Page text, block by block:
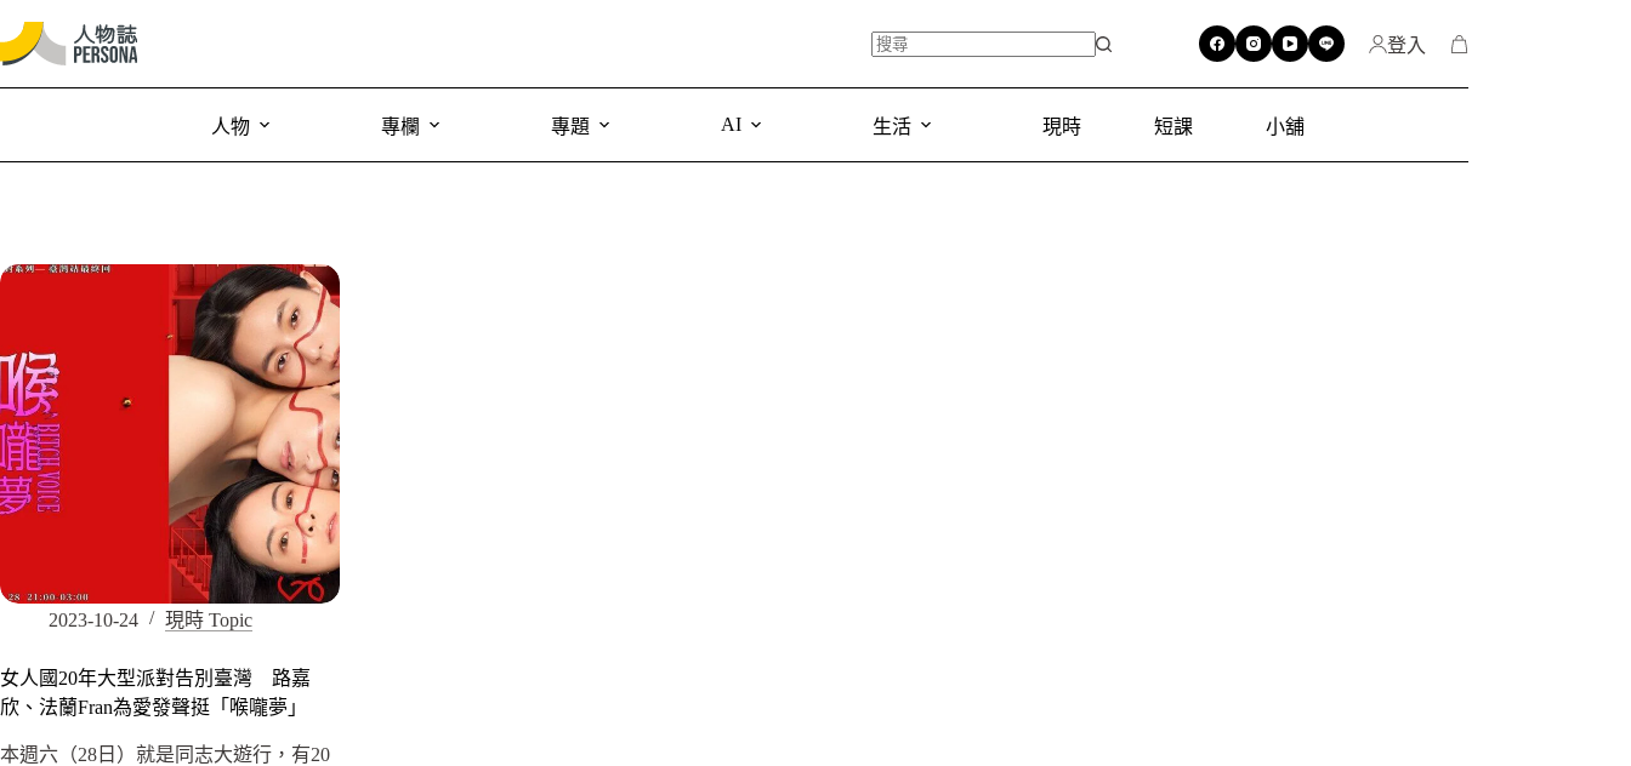
登入
人物 專欄 專題 AI 生活 現時 短課 小舖
2023-10-24 現時 Topic
女人國20年大型派對告別臺灣 路嘉
欣、法蘭Fran為愛發聲挺「喉嚨夢」
本週六（28日）就是同志大遊行，有20